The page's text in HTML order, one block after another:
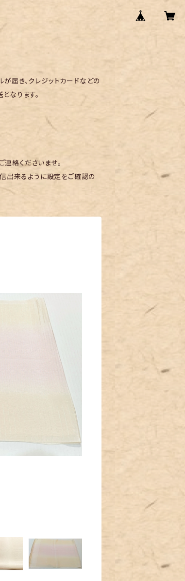
届き、クレジットカードなどの
なります。
絡くださいませ。
出来るように設定をご確認の